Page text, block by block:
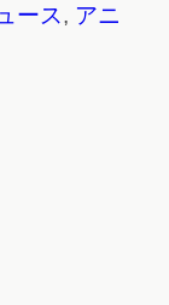
ース, アニ